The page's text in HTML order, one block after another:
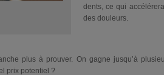
dents, ce qui
des douleurs.
plus à prouver. On gagne jusqu’à
prix potentiel ?